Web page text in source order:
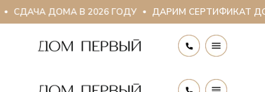
СДАЧА ДОМА В 2026 ГОДУ ДАРИМ СЕРТИФИКАТ ДО